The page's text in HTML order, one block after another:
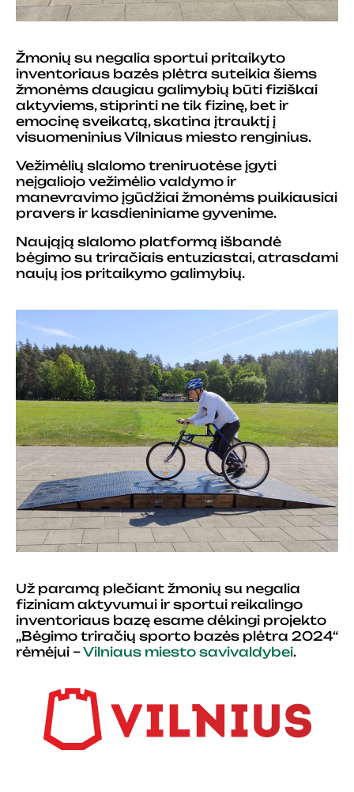
Žmonių su negalia sportui pritaikyto
inventoriaus bazės plėtra suteikia šiems
žmonėms daugiau galimybių būti fiziškai
aktyviems, stiprinti ne tik fizinę, bet ir
emocinę sveikatą, skatina įtrauktį į
visuomeninius Vilniaus miesto renginius.
Vežimėlių slalomo treniruotėse įgyti
neįgaliojo vežimėlio valdymo ir
manevravimo įgūdžiai žmonėms puikiausiai
pravers ir kasdieniniame gyvenime.
Naująją slalomo platformą išbandė
bėgimo su triračiais entuziastai, atrasdami
naujų jos pritaikymo galimybių.
Už paramą plečiant žmonių su negalia
fiziniam aktyvumui ir sportui reikalingo
inventoriaus bazę esame dėkingi projekto
„Bėgimo triračių sporto bazės plėtra 2024“
rėmėjui –Vilniaus miesto savivaldybei.